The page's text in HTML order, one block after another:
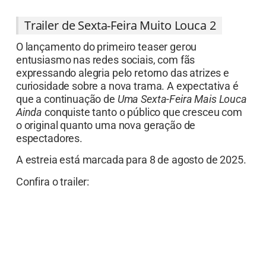
Trailer de Sexta-Feira Muito Louca 2
O lançamento do primeiro teaser gerou
entusiasmo nas redes sociais, com fãs
expressando alegria pelo retorno das atrizes e
curiosidade sobre a nova trama. A expectativa é
que a continuação de Uma Sexta-Feira Mais Louca
Ainda conquiste tanto o público que cresceu com
o original quanto uma nova geração de
espectadores.
A estreia está marcada para 8 de agosto de 2025.
Confira o trailer: